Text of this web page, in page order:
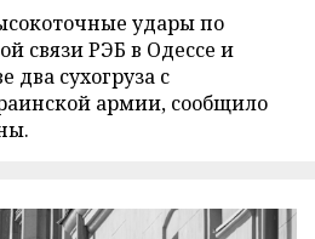
удары по
связи РЭБ в Одессе и
два сухогруза с
армии, сообщило